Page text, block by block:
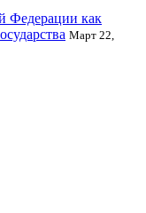
Федерации как
Март 22,